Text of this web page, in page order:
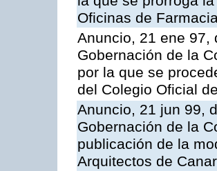
Oficinas de
Anuncio, 21 ene 97,
Gobernación de la
por la que se
del Colegio Oficial
Anuncio, 21 jun 99,
Gobernación de la
publicación de la
Arquitectos de